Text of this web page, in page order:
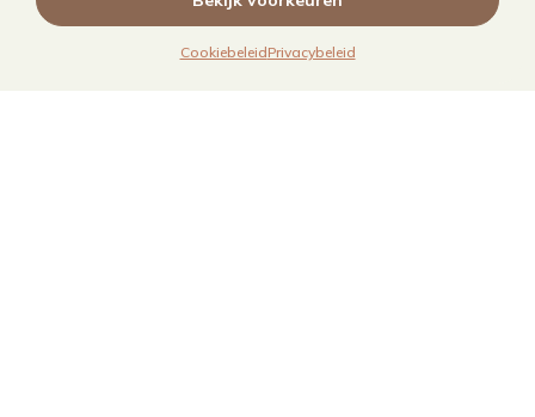
CookiebeleidPrivacybeleid